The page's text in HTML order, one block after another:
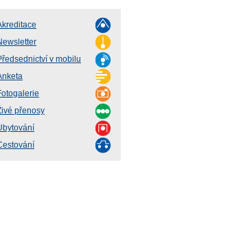
v mobilu
přenosy